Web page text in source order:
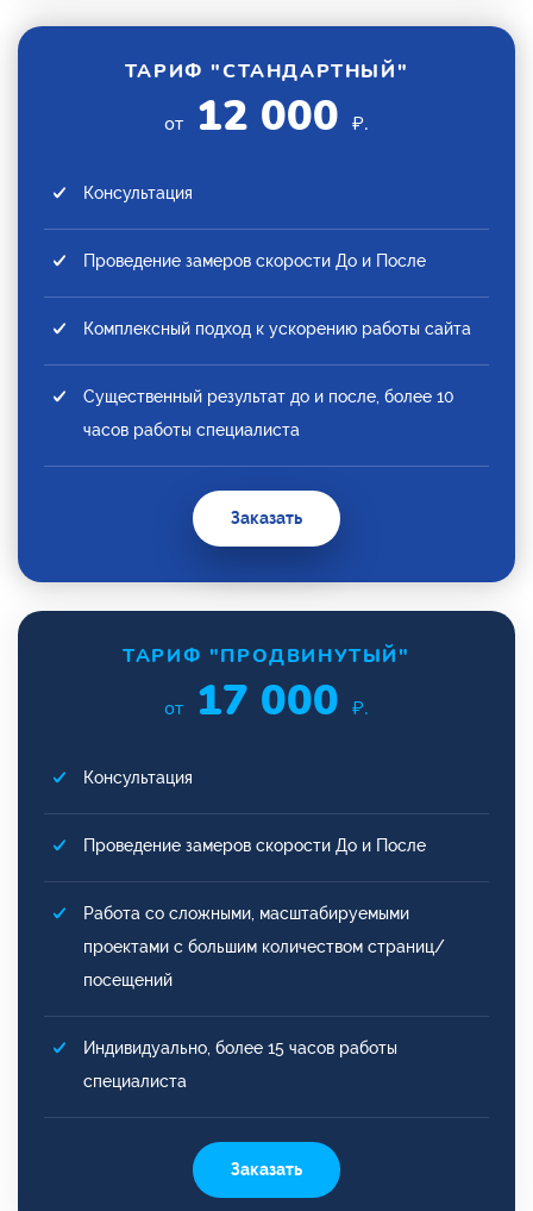
ТАРИФ "СТАНДАРТНЫЙ"
от 12 000 ₽.
Консультация
Проведение замеров скорости До и После
Комплексный подход к ускорению работы сайта
Существенный результат до и после, более 10
часов работы специалиста
Заказать
ТАРИФ "ПРОДВИНУТЫЙ"
от 17 000 ₽.
Консультация
Проведение замеров скорости До и После
Работа со сложными, масштабируемыми
проектами с большим количеством страниц/
посещений
Индивидуально, более 15 часов работы
специалиста
Заказать